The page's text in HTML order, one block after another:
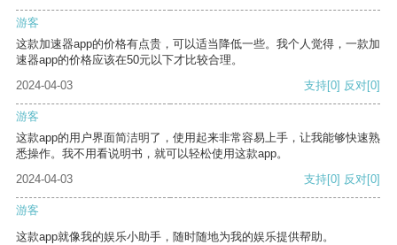
游客
这款加速器app的价格有点贵，可以适当降低一些。我个人觉得，一款加
速器app的价格应该在50元以下才比较合理。
2024-04-03
支持[0] 反对[0]
游客
这款app的用户界面简洁明了，使用起来非常容易上手，让我能够快速熟
悉操作。我不用看说明书，就可以轻松使用这款app。
2024-04-03
支持[0] 反对[0]
游客
这款app就像我的娱乐小助手，随时随地为我的娱乐提供帮助。